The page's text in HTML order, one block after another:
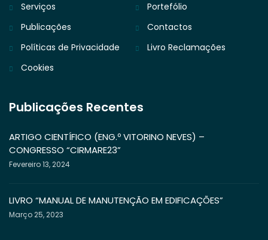
Serviços
Portefólio
Publicações
Contactos
Políticas de Privacidade
Livro Reclamações
Cookies
Publicações Recentes
ARTIGO CIENTÍFICO (ENG.º VITORINO NEVES) –
CONGRESSO “CIRMARE23”
Fevereiro 13, 2024
LIVRO “MANUAL DE MANUTENÇÃO EM EDIFICAÇÕES”
Março 25, 2023